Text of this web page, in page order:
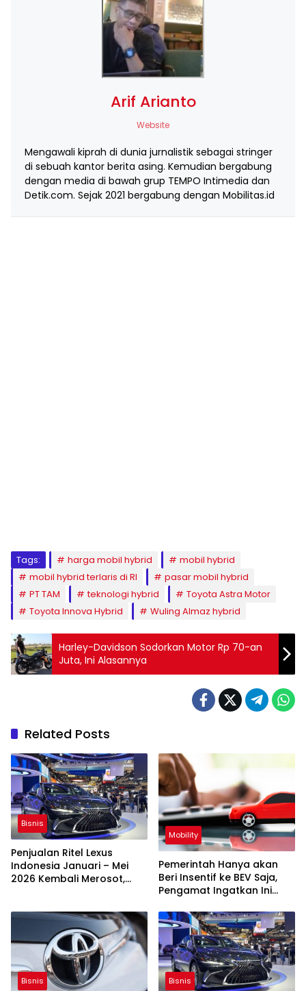
Arif Arianto
Website
Mengawali kiprah di dunia jurnalistik sebagai stringer
di sebuah kantor berita asing. Kemudian bergabung
dengan media di bawah grup TEMPO Intimedia dan
Detik.com. Sejak 2021 bergabung dengan Mobilitas.id
Tags: harga mobil hybrid
mobil hybrid
mobil hybrid terlaris di RI
pasar mobil hybrid
PT TAM
teknologi hybrid
Toyota Astra Motor
Toyota Innova Hybrid
Wuling Almaz hybrid
Harley-Davidson Sodorkan Motor Rp 70-an
Juta, Ini Alasannya
Related Posts
Bisnis
Penjualan Ritel Lexus
Indonesia Januari – Mei
2026 Kembali Merosot,
Mobility
Pemerintah Hanya akan
Beri Insentif ke BEV Saja,
Pengamat Ingatkan Ini
Bisnis Bisnis